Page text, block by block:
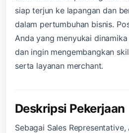
siap terjun ke lapangan dan
dalam pertumbuhan bisnis.
Anda yang menyukai
dan ingin mengembangkan
serta layanan merchant.
Deskripsi Pekerjaan
Sebagai Sales